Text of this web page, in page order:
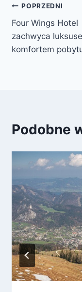
Nawigacja
wpisu
POPRZEDNI
Four Wings Hotel
zachwyca
komfortem
Podobne